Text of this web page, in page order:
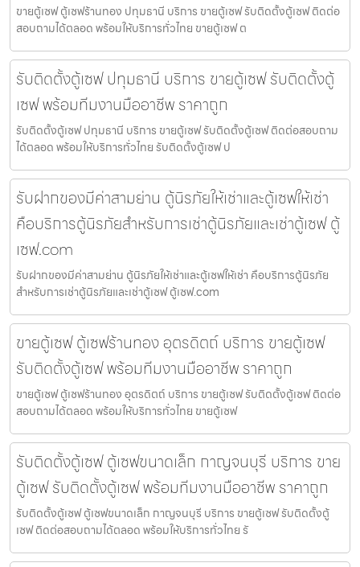
ขายตู้เซฟ ตู้เซฟร้านทอง ปทุมธานี บริการ ขายตู้เซฟ รับติดตั้งตู้เซฟ ติดต่อ
สอบถามได้ตลอด พร้อมให้บริการทั่วไทย ขายตู้เซฟ ต
รับติดตั้งตู้เซฟ ปทุมธานี บริการ ขายตู้เซฟ รับติดตั้งตู้
เซฟ พร้อมทีมงานมืออาชีพ ราคาถูก
รับติดตั้งตู้เซฟ ปทุมธานี บริการ ขายตู้เซฟ รับติดตั้งตู้เซฟ ติดต่อสอบถาม
ได้ตลอด พร้อมให้บริการทั่วไทย รับติดตั้งตู้เซฟ ป
รับฝากของมีค่าสามย่าน ตู้นิรภัยให้เช่าและตู้เซฟให้เช่า
คือบริการตู้นิรภัยสำหรับการเช่าตู้นิรภัยและเช่าตู้เซฟ ตู้
เซฟ.com
รับฝากของมีค่าสามย่าน ตู้นิรภัยให้เช่าและตู้เซฟให้เช่า คือบริการตู้นิรภัย
สำหรับการเช่าตู้นิรภัยและเช่าตู้เซฟ ตู้เซฟ.com
ขายตู้เซฟ ตู้เซฟร้านทอง อุตรดิตถ์ บริการ ขายตู้เซฟ
รับติดตั้งตู้เซฟ พร้อมทีมงานมืออาชีพ ราคาถูก
ขายตู้เซฟ ตู้เซฟร้านทอง อุตรดิตถ์ บริการ ขายตู้เซฟ รับติดตั้งตู้เซฟ ติดต่อ
สอบถามได้ตลอด พร้อมให้บริการทั่วไทย ขายตู้เซฟ
รับติดตั้งตู้เซฟ ตู้เซฟขนาดเล็ก กาญจนบุรี บริการ ขาย
ตู้เซฟ รับติดตั้งตู้เซฟ พร้อมทีมงานมืออาชีพ ราคาถูก
รับติดตั้งตู้เซฟ ตู้เซฟขนาดเล็ก กาญจนบุรี บริการ ขายตู้เซฟ รับติดตั้งตู้
เซฟ ติดต่อสอบถามได้ตลอด พร้อมให้บริการทั่วไทย รั